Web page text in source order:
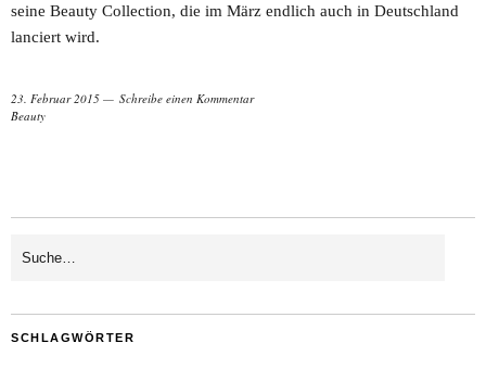
seine Beauty Collection, die im März endlich auch in Deutschland
lanciert wird.
23. Februar 2015
Schreibe einen Kommentar
Beauty
SCHLAGWÖRTER